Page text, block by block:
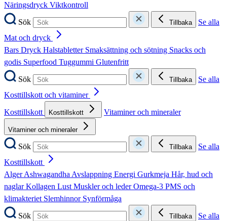
Näringsdryck Viktkontroll
Sök
Tillbaka
Se alla
Mat och dryck
Bars Dryck Halstabletter Smaksättning och sötning Snacks och
godis Superfood Tuggummi Glutenfritt
Sök
Tillbaka
Se alla
Kosttillskott och vitaminer
Kosttillskott
Kosttillskott Vitaminer och mineraler
Vitaminer och mineraler
Sök Tillbaka
Se alla
Kosttillskott
AlgerAshwagandhaAvslappning Energi Gurkmeja Hår, hud och
naglarKollagen LustMuskler och lederOmega-3 PMS och
klimakteriet Slemhinnor Synförmåga
Sök
Tillbaka
Se alla